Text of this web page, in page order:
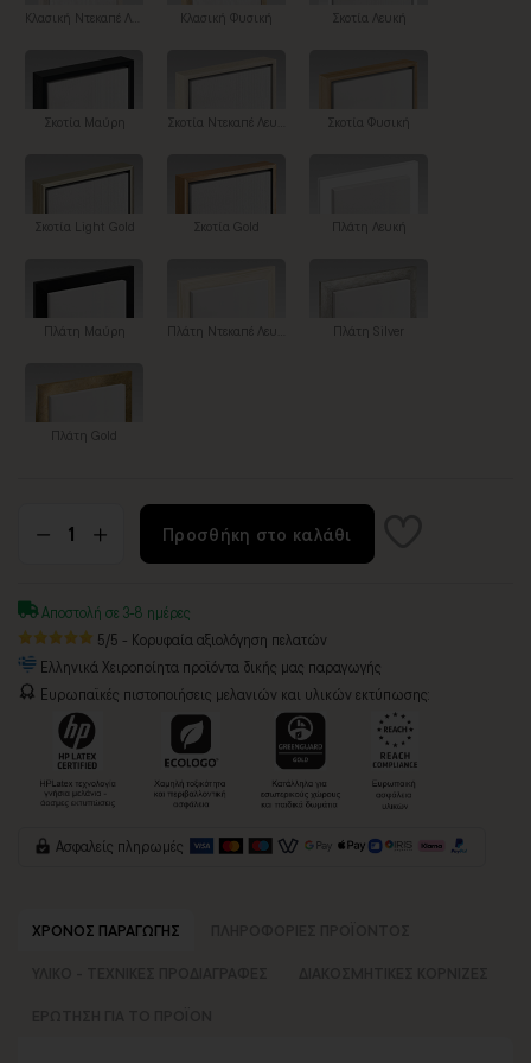
Κλασική Φυσική Σκοτία Λευκή
Σκοτία Μαύρη Σκοτία Φυσική
Σκοτία Light Gold Σκοτία Gold Πλάτη Λευκή
Πλάτη Μαύρη Πλάτη Silver
Πλάτη Gold
Προσθήκη στο καλάθι
Αποστολή σε 3-8 ημέρες
5/5 - Κορυφαία αξιολόγηση πελατών
Ελληνικά Χειροποίητα προϊόντα δικής μας παραγωγής
Ευρωπαϊκές πιστοποιήσεις μελανιών και υλικών εκτύπωσης:
Ασφαλείς πληρωμές
ΧΡΟΝΟΣ ΠΑΡΑΓΩΓΗΣ